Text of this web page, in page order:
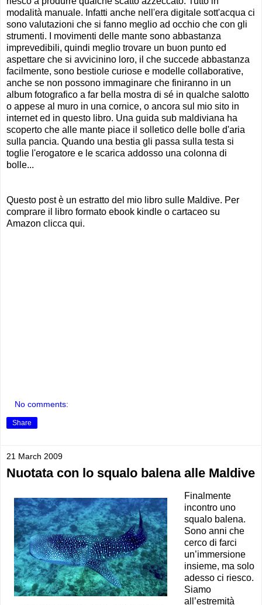
modalità manuale. Infatti anche nell'era digitale sott'acqua ci
sono valutazioni che si fanno meglio ad occhio che con gli
strumenti. I movimenti delle mante sono abbastanza
imprevedibili, quindi meglio trovare un buon punto ed
aspettare che si avvicinino loro, il che succede abbastanza
facilmente, sono bestiole curiose e modelle collaborative,
anche se non possono immaginare che finiranno in un
album fotografico a far bella mostra di sé in qualche salotto
o appese al muro in una cornice, o ancora sul mio sito in
internet ed in questo libro. Una guida sub maldiviana ha
scoperto che alle mante piace il solletico delle bolle d'aria
sulla pancia. Quando una bestia gli passa sulla testa si
toglie l'erogatore e le scarica addosso una colonna di
bolle...
Questo post è un estratto del mio libro sulle Maldive. Per
comprare il libro formato ebook kindle o cartaceo su
Amazon clicca qui.
No comments:
Share
21 March 2009
Nuotata con lo squalo balena alle Maldive
Finalmente
incontro uno
squalo balena.
Sono anni che
cerco di farci
un’immersione
insieme, ma solo
adesso ci riesco.
Siamo
all’estremità